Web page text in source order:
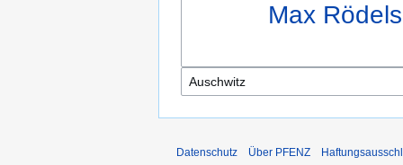
Max
Datenschutz Über PFENZ